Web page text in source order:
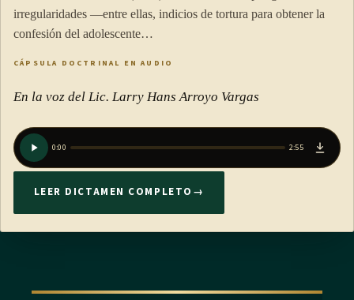
autorizadas por la Dirección General de Tributación, para
posterior a la establecida en la ley, podrán presentar su
ARTÍCULO 11
de patentes:
irregularidades —entre ellas, indicios de tortura para obtener la
confesión del adolescente…
CÁPSULA DOCTRINAL EN AUDIO
En la voz del Lic. Larry Hans Arroyo Vargas
0:00 2:55
LEER DICTAMEN COMPLETO →